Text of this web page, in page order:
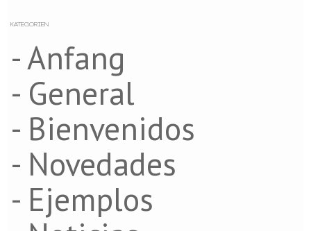
KATEGORIEN
- Anfang
- General
- Bienvenidos
- Novedades
- Ejemplos